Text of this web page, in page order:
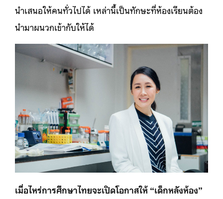
นำเสนอให้คนทั่วไปได้ เหล่านี้เป็นทักษะที่ห้องเรียนต้อง
นำมาผนวกเข้ากับให้ได้
เมื่อไหร่การศึกษาไทยจะเปิดโอกาสให้ “เด็กหลังห้อง”